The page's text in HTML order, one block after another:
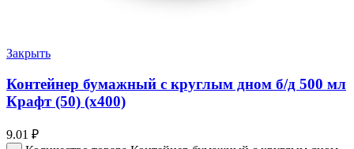
Закрыть
Контейнер бумажный с круглым дном б/д 500 мл
Крафт (50) (х400)
9.01 ₽